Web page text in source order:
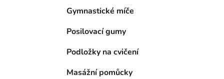
Gymnastické míče
Posilovací gumy
Podložky na cvičení
Masážní pomůcky